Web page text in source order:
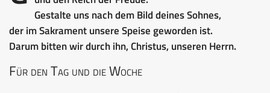
Gestalte uns nach dem Bild deines Sohnes,
der im Sakrament unsere Speise geworden ist.
Darum bitten wir durch ihn, Christus, unseren Herrn.
Für den Tag und die Woche